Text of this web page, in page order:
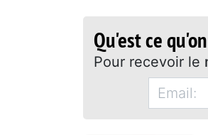
Qu'est ce
Pour recevoir le